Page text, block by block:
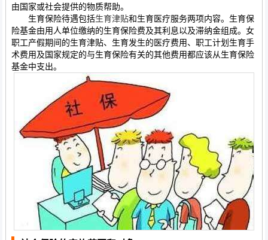
由国家或社会提供的物质帮助。
生育保险待遇包括生育津贴和生育医疗服务两项内容。生育保
险基金由用人单位缴纳的生育保险费及其利息以及滞纳金组成。女
职工产假期间的生育津贴、生育发生的医疗费用、职工计划生育手
术费用及国家规定的与生育保险有关的其他费用都应该从生育保险
基金中支出。